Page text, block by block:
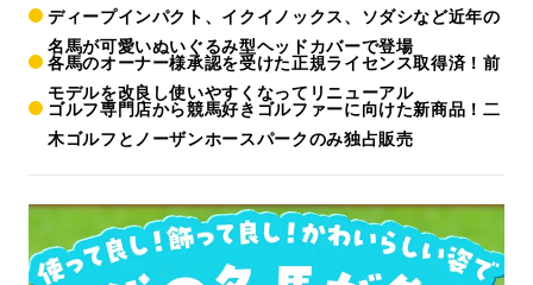
ディープインパクト、イクイノックス、ソダシなど近年の
名馬が可愛いぬいぐるみ型ヘッドカバーで登場
各馬のオーナー様承認を受けた正規ライセンス取得済！前
モデルを改良し使いやすくなってリニューアル
ゴルフ専門店から競馬好きゴルファーに向けた新商品！二
木ゴルフとノーザンホースパークのみ独占販売